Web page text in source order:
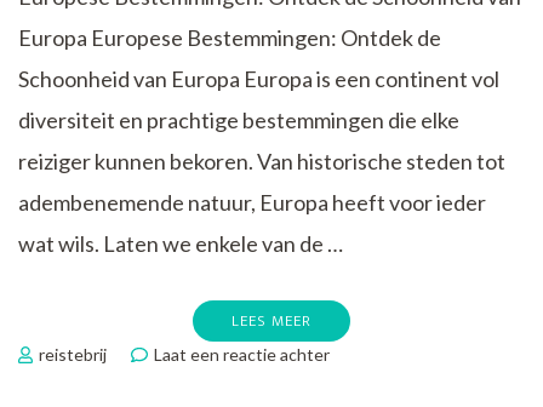
Europa Europese Bestemmingen: Ontdek de
Schoonheid van Europa Europa is een continent vol
diversiteit en prachtige bestemmingen die elke
reiziger kunnen bekoren. Van historische steden tot
adembenemende natuur, Europa heeft voor ieder
wat wils. Laten we enkele van de …
LEES MEER
reistebrij Laat een reactie achterop